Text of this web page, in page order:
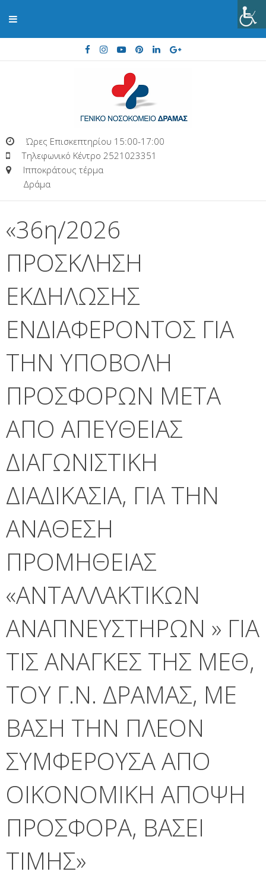
Ώρες Επισκεπτηρίου 15:00-17:00
Τηλεφωνικό Κέντρο 2521023351
Ιπποκράτους τέρμα
Δράμα
«36η/2026
ΠΡΟΣΚΛΗΣΗ
ΕΚΔΗΛΩΣΗΣ
ΕΝΔΙΑΦΕΡΟΝΤΟΣ ΓΙΑ
ΤΗΝ ΥΠΟΒΟΛΗ
ΠΡΟΣΦΟΡΩΝ ΜΕΤΑ
ΑΠΟ ΑΠΕΥΘΕΙΑΣ
ΔΙΑΓΩΝΙΣΤΙΚΗ
ΔΙΑΔΙΚΑΣΙΑ, ΓΙΑ ΤΗΝ
ΑΝΑΘΕΣΗ
ΠΡΟΜΗΘΕΙΑΣ
«ΑΝΤΑΛΛΑΚΤΙΚΩΝ
ΑΝΑΠΝΕΥΣΤΗΡΩΝ » ΓΙΑ
ΤΙΣ ΑΝΑΓΚΕΣ ΤΗΣ ΜΕΘ,
ΤΟΥ Γ.Ν. ΔΡΑΜΑΣ, ΜΕ
ΒΑΣΗ ΤΗΝ ΠΛΕΟΝ
ΣΥΜΦΕΡΟΥΣΑ ΑΠΟ
ΟΙΚΟΝΟΜΙΚΗ ΑΠΟΨΗ
ΠΡΟΣΦΟΡΑ, ΒΑΣΕΙ
ΤΙΜΗΣ»